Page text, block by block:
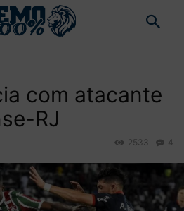
com atacante
RJ
4
2533